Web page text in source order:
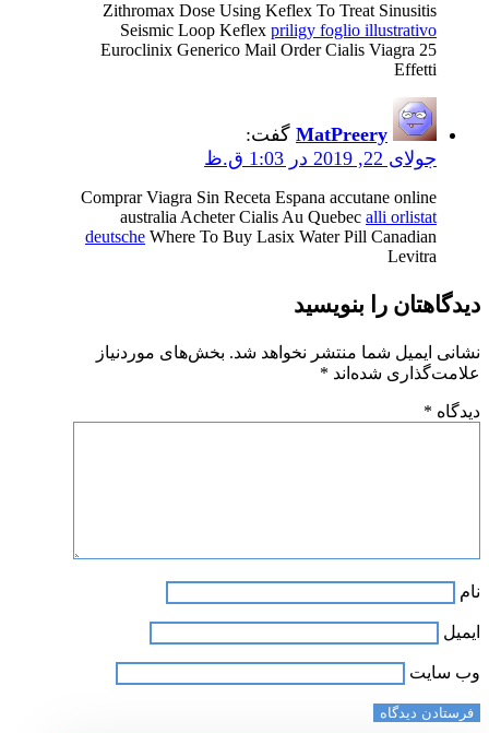
Zithromax Dose Using Keflex To Treat Sinusitis
Seismic Loop Keflex priligy foglio illustrativo
Euroclinix Generico Mail Order Cialis Viagra 25
Effetti
MatPreery گفت:
جولای 22, 2019 در 1:03 ق.ظ
Comprar Viagra Sin Receta Espana accutane online
australia Acheter Cialis Au Quebec alli orlistat
deutsche Where To Buy Lasix Water Pill Canadian
Levitra
دیدگاهتان را بنویسید
نشانی ایمیل شما منتشر نخواهد شد. بخش‌های موردنیاز
علامت‌گذاری شده‌اند *
دیدگاه *
نام
ایمیل
وب‌ سایت